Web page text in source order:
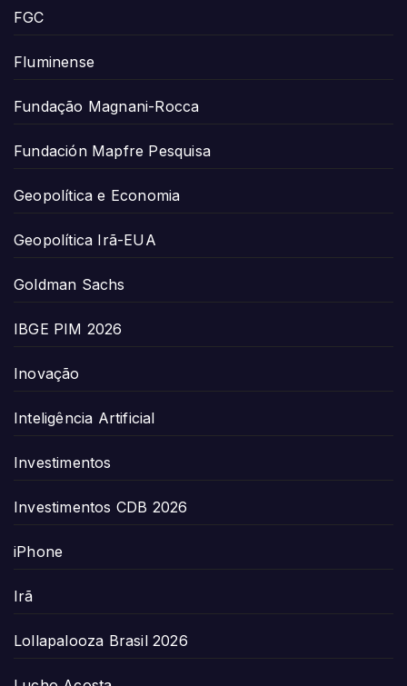
FGC
Fluminense
Fundação Magnani-Rocca
Fundación Mapfre Pesquisa
Geopolítica e Economia
Geopolítica Irã-EUA
Goldman Sachs
IBGE PIM 2026
Inovação
Inteligência Artificial
Investimentos
Investimentos CDB 2026
iPhone
Irã
Lollapalooza Brasil 2026